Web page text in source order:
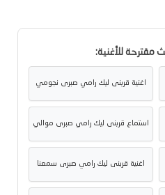
مقترحة للأغنية:
اغنية قربنى ليك رامي صبرى نجومي
استماع قربنى ليك رامي صبرى موالي
اغنية قربنى ليك رامي صبرى سمعنا